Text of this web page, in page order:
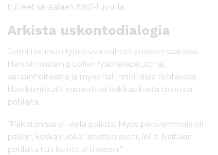
tulleet sairaalaan 1960-luvulla.
Arkista uskontodialogia
Jenni Haunian työnkuva vaihteli vuosien saatossa.
Hän oli naisten puolen fysioterapeuttina,
sairaanhoitajana ja myös hallinnollisissa tehtävissä.
Hän kuntoutti esimerkiksi leikkauksista toipuvia
potilaita.
”Pakistanissa oli vielä poliota. Myös palovammoja oli
paljon, koska ruoka laitettiin avotulella. Näitäkin
potilaita tuli kuntoutukseen.”